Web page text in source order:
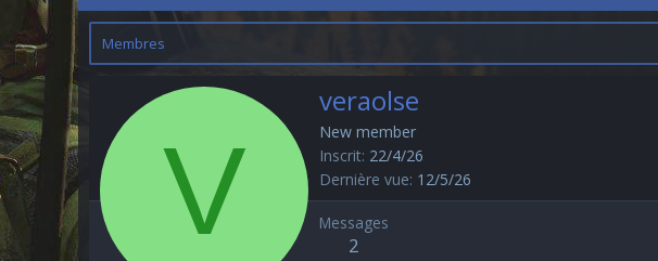
Membres
V
veraolse
New member
Inscrit 22/4/26
Dernière vue 12/5/26
Messages
2